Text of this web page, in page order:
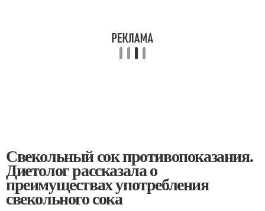
Свекольный сок противопоказания.
Диетолог рассказала о
преимуществах употребления
свекольного сока